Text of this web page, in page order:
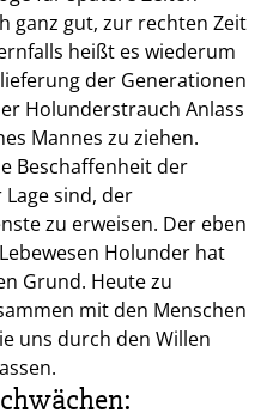
ganz gut, zur rechten Zeit
heißt es wiederum
der Generationen
Holunderstrauch Anlass
Mannes zu ziehen.
Beschaffenheit der
sind, der
zu erweisen. Der eben
Holunder hat
Grund. Heute zu
mit den Menschen
uns durch den Willen